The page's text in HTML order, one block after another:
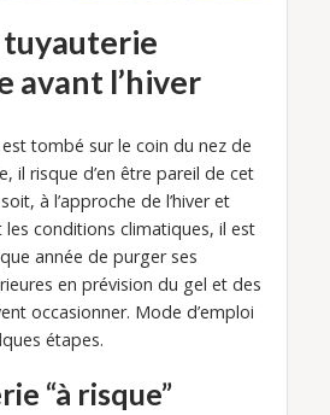
tuyauterie
avant l’hiver
est tombé sur le coin du nez de
il risque d’en être pareil de cet
à l’approche de l’hiver et
les conditions climatiques, il est
année de purger ses
en prévision du gel et des
occasionner. Mode d’emploi
étapes.
“à risque”